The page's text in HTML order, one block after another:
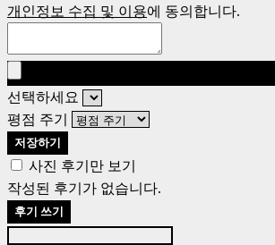
개인정보 수집 및 이용에 동의합니다.
선택하세요
평점 주기
저장하기
사진 후기만 보기
작성된 후기가 없습니다.
후기 쓰기